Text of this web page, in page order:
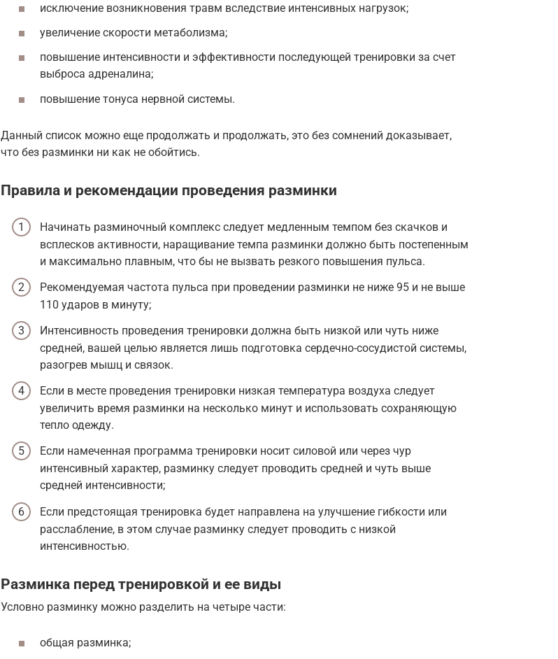
исключение возникновения травм вследствие интенсивных нагрузок;
увеличение скорости метаболизма;
повышение интенсивности и эффективности последующей тренировки за счет
выброса адреналина;
повышение тонуса нервной системы.
Данный список можно еще продолжать и продолжать, это без сомнений доказывает,
что без разминки ни как не обойтись.
Правила и рекомендации проведения разминки
Начинать разминочный комплекс следует медленным темпом без скачков и
всплесков активности, наращивание темпа разминки должно быть постепенным
и максимально плавным, что бы не вызвать резкого повышения пульса.
Рекомендуемая частота пульса при проведении разминки не ниже 95 и не выше
110 ударов в минуту;
Интенсивность проведения тренировки должна быть низкой или чуть ниже
средней, вашей целью является лишь подготовка сердечно-сосудистой системы,
разогрев мышц и связок.
Если в месте проведения тренировки низкая температура воздуха следует
увеличить время разминки на несколько минут и использовать сохраняющую
тепло одежду.
Если намеченная программа тренировки носит силовой или через чур
интенсивный характер, разминку следует проводить средней и чуть выше
средней интенсивности;
Если предстоящая тренировка будет направлена на улучшение гибкости или
расслабление, в этом случае разминку следует проводить с низкой
интенсивностью.
Разминка перед тренировкой и ее виды
Условно разминку можно разделить на четыре части:
общая разминка;